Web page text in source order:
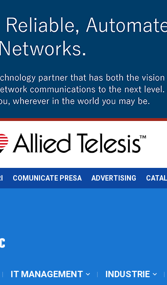
COMUNICATE PRESA ADVERTISING
IT MANAGEMENT INDUSTRIE